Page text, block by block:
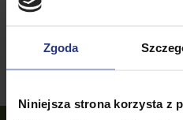
Zgoda
Niniejsza strona korzysta z
Brak produktów